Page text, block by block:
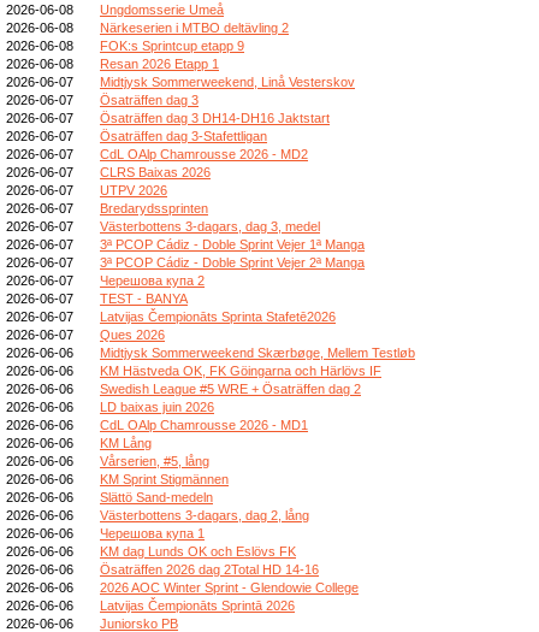
2026-06-08
Ungdomsserie Umeå
2026-06-08
Närkeserien i MTBO deltävling 2
2026-06-08
FOK:s Sprintcup etapp 9
2026-06-08
Resan 2026 Etapp 1
2026-06-07
Midtjysk Sommerweekend, Linå Vesterskov
2026-06-07
Ösaträffen dag 3
2026-06-07
Ösaträffen dag 3 DH14-DH16 Jaktstart
2026-06-07
Ösaträffen dag 3-Stafettligan
2026-06-07
CdL OAlp Chamrousse 2026 - MD2
2026-06-07
CLRS Baixas 2026
2026-06-07
UTPV 2026
2026-06-07
Bredarydssprinten
2026-06-07
Västerbottens 3-dagars, dag 3, medel
2026-06-07
3ª PCOP Cádiz - Doble Sprint Vejer 1ª Manga
2026-06-07
3ª PCOP Cádiz - Doble Sprint Vejer 2ª Manga
2026-06-07
Черешова купа 2
2026-06-07
TEST - BANYA
2026-06-07
Latvijas Čempionāts Sprinta Stafetē2026
2026-06-07
Ques 2026
2026-06-06
Midtjysk Sommerweekend Skærbøge, Mellem Testløb
2026-06-06
KM Hästveda OK, FK Göingarna och Härlövs IF
2026-06-06
Swedish League #5 WRE + Ösaträffen dag 2
2026-06-06
LD baixas juin 2026
2026-06-06
CdL OAlp Chamrousse 2026 - MD1
2026-06-06
KM Lång
2026-06-06
Vårserien, #5, lång
2026-06-06
KM Sprint Stigmännen
2026-06-06
Slättö Sand-medeln
2026-06-06
Västerbottens 3-dagars, dag 2, lång
2026-06-06
Черешова купа 1
2026-06-06
KM dag Lunds OK och Eslövs FK
2026-06-06
Ösaträffen 2026 dag 2Total HD 14-16
2026-06-06
2026 AOC Winter Sprint - Glendowie College
2026-06-06
Latvijas Čempionāts Sprintā 2026
2026-06-06
Juniorsko PB